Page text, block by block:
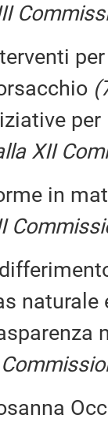
XII
in
naturale